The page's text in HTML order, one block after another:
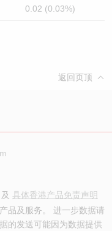
0.02 (0.03%)
返回页顶
及 具体香港产品免责声明
品及服务。 进一步数据请
的发送可能因为数据提供